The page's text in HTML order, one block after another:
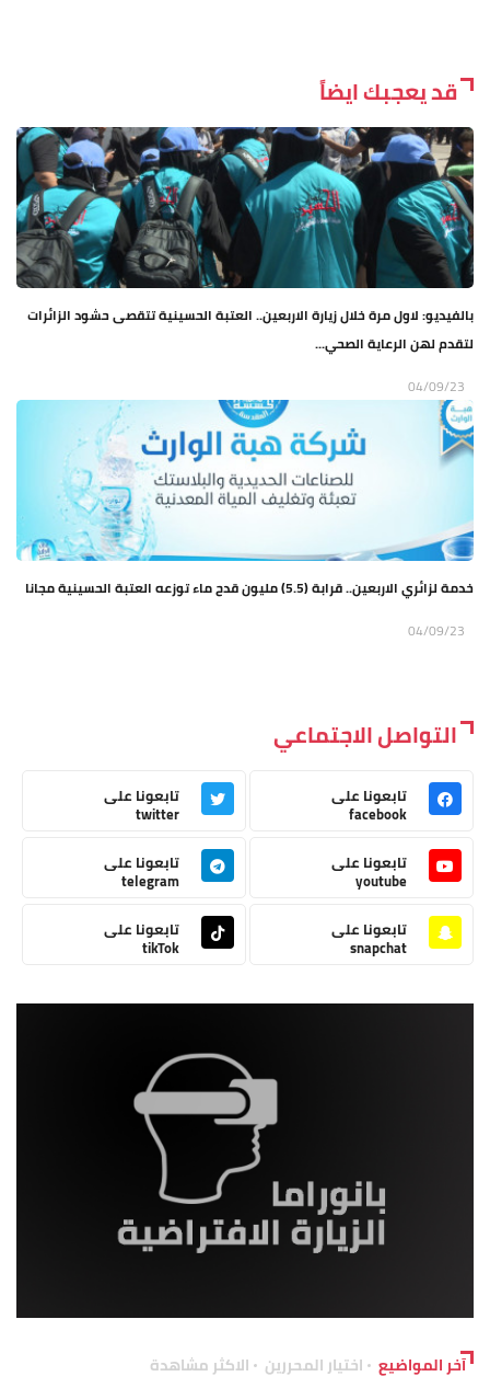
قد يعجبك ايضاً
بالفيديو: لاول مرة خلال زيارة الاربعين.. العتبة الحسينية تتقصى حشود الزائرات
لتقدم لهن الرعاية الصحي...
04/09/23
خدمة لزائري الاربعين.. قرابة (5.5) مليون قدح ماء توزعه العتبة الحسينية مجانا
04/09/23
التواصل الاجتماعي
تابعونا على
facebook
تابعونا على
twitter
تابعونا على
youtube
تابعونا على
telegram
تابعونا على
snapchat
تابعونا على
tikTok
آخر المواضيع اختيار المحررين الاكثر مشاهدة